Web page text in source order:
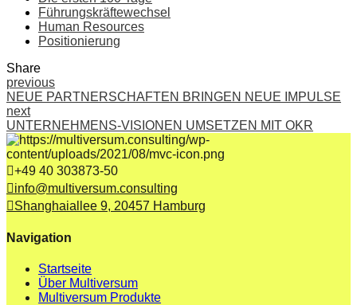
Führungskräftewechsel
Human Resources
Positionierung
Share
previous
NEUE PARTNERSCHAFTEN BRINGEN NEUE IMPULSE
next
UNTERNEHMENS-VISIONEN UMSETZEN MIT OKR
+49 40 303873-50
info@multiversum.consulting
Shanghaiallee 9, 20457 Hamburg
Navigation
Startseite
Über Multiversum
Multiversum Produkte